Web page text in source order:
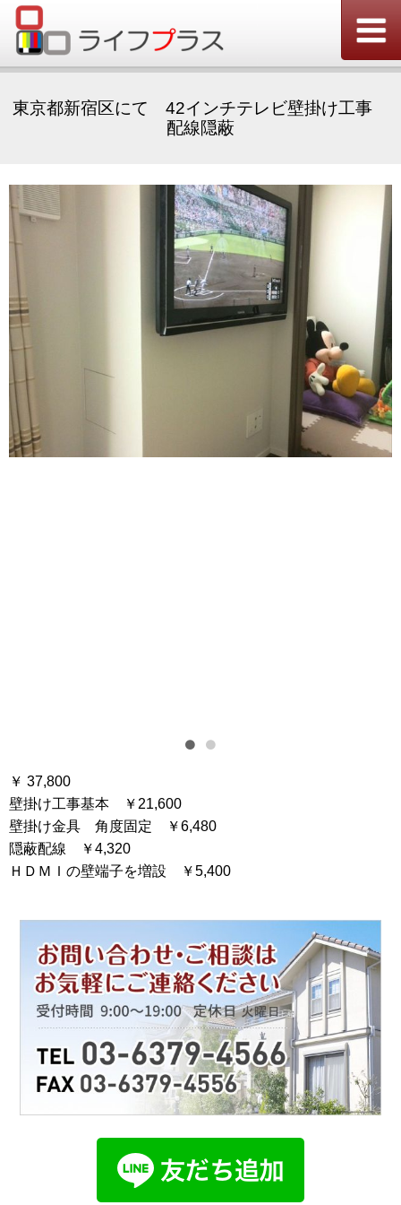
東京都新宿区にて 42インチテレビ壁掛け工事
配線隠蔽
￥ 37,800
壁掛け工事基本 ￥21,600
壁掛け金具 角度固定 ￥6,480
隠蔽配線 ￥4,320
ＨＤＭＩの壁端子を増設 ￥5,400